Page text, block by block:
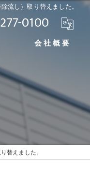
流し）取り替えました。
0100
会社概要
採用情報
替えました。